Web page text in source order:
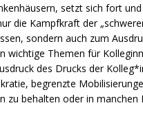
setzt sich fort
die Kampfkraft der
sondern auch zum
wichtige Themen für
des Drucks der
begrenzte
zu behalten oder in manchen